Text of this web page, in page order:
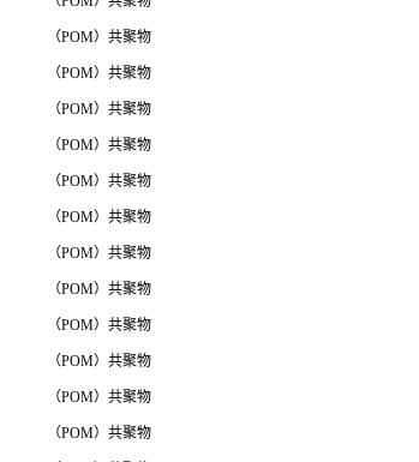
（POM）共聚物
（POM）共聚物
（POM）共聚物
（POM）共聚物
（POM）共聚物
（POM）共聚物
（POM）共聚物
（POM）共聚物
（POM）共聚物
（POM）共聚物
（POM）共聚物
（POM）共聚物